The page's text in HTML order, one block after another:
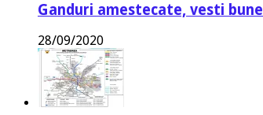
Ganduri amestecate, vesti
28/09/2020